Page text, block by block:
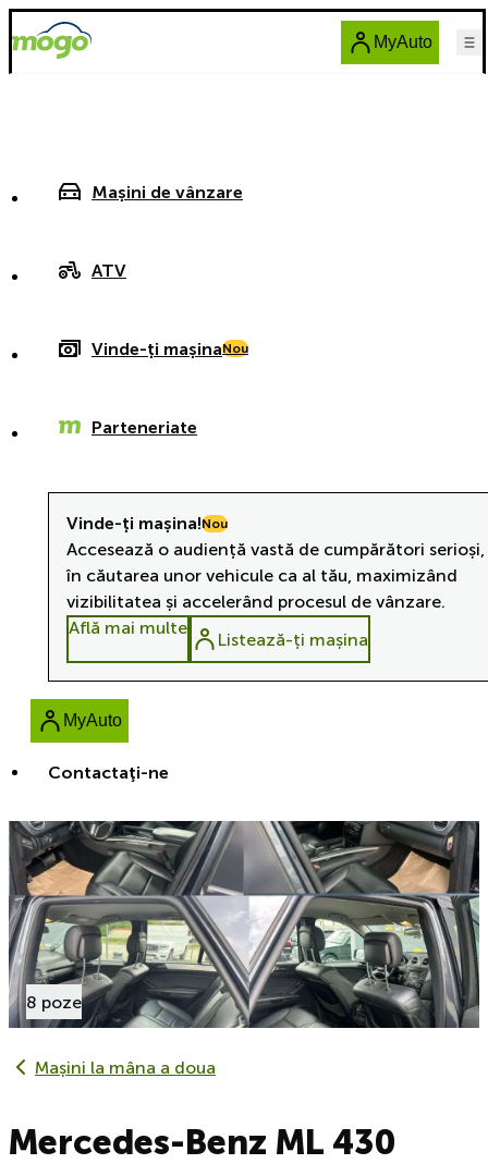
MyAuto
Mașini de vânzare
ATV
Vinde-ți mașinaNou
Parteneriate
Contactaţi-ne
Vinde-ți mașina!Nou
Accesează o audiență vastă de cumpărători
în căutarea unor vehicule ca al tău, maximizând
vizibilitatea și accelerând procesul de vânzare.
Află mai multe
Listează-ți mașina
MyAuto
8 poze
Mașini la mâna a doua
Mercedes-Benz ML 430